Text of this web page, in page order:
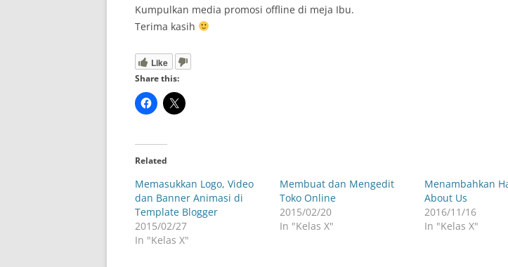
Kumpulkan media promosi offline di meja Ibu.
Terima kasih
Like
Share this:
Related
Memasukkan Logo, Video
dan Banner Animasi di
Template Blogger
2015/02/27
In "Kelas X"
Membuat dan Mengedit
Toko Online
2015/02/20
In "Kelas X"
Menambahkan
About Us
2016/11/16
In "Kelas X"